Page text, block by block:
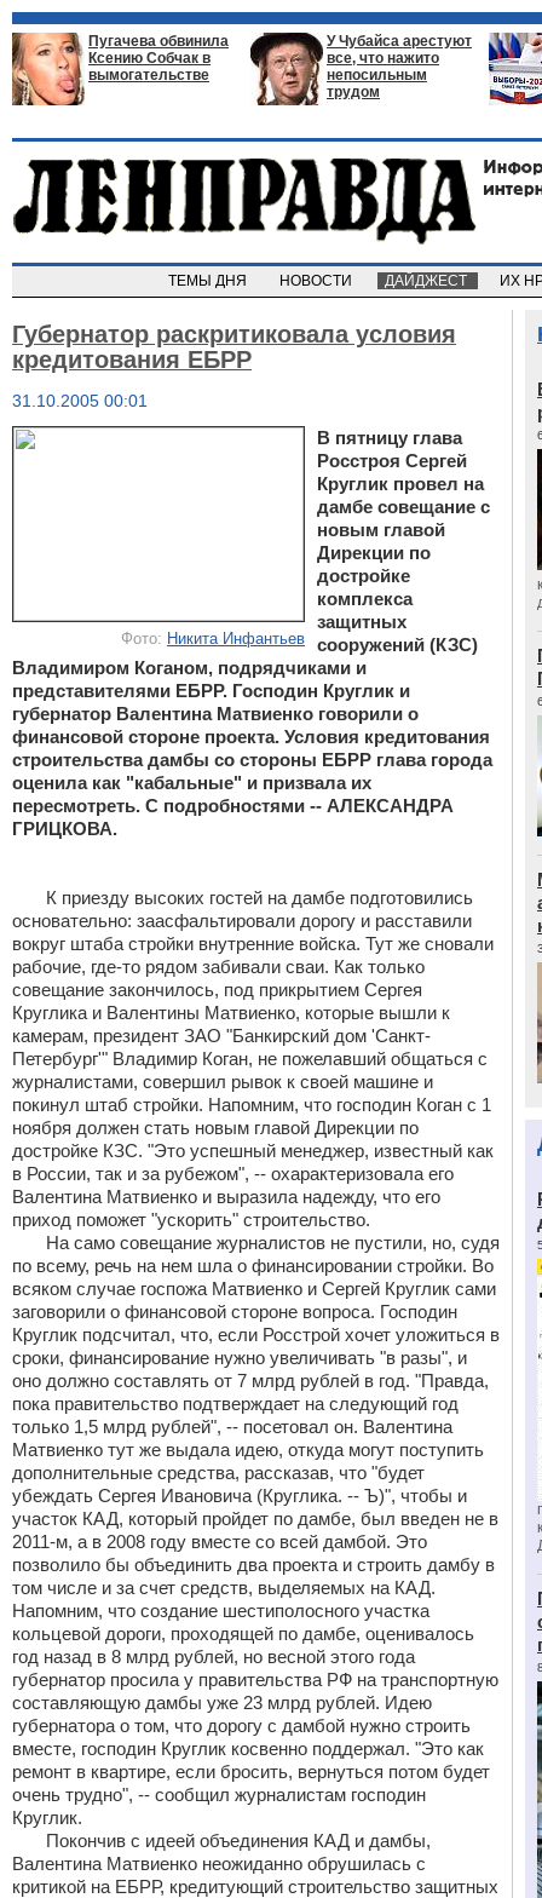
Пугачева обвинила
Ксению Собчак в
вымогательстве
У Чубайса арестуют
все, что нажито
непосильным
трудом
ТЕМЫ ДНЯ НОВОСТИ ДАЙДЖЕСТ ИХ
Губернатор раскритиковала условия
кредитования ЕБРР
31.10.2005 00:01
Фото: Никита Инфантьев
В пятницу глава
Росстроя Сергей
Круглик провел на
дамбе совещание с
новым главой
Дирекции по
достройке
комплекса
защитных
сооружений (КЗС)
Владимиром Коганом, подрядчиками и
представителями ЕБРР. Господин Круглик и
губернатор Валентина Матвиенко говорили о
финансовой стороне проекта. Условия кредитования
строительства дамбы со стороны ЕБРР глава города
оценила как "кабальные" и призвала их
пересмотреть. С подробностями -- АЛЕКСАНДРА
ГРИЦКОВА.
К приезду высоких гостей на дамбе подготовились
основательно: заасфальтировали дорогу и расставили
вокруг штаба стройки внутренние войска. Тут же сновали
рабочие, где-то рядом забивали сваи. Как только
совещание закончилось, под прикрытием Сергея
Круглика и Валентины Матвиенко, которые вышли к
камерам, президент ЗАО "Банкирский дом 'Санкт-
Петербург'" Владимир Коган, не пожелавший общаться с
журналистами, совершил рывок к своей машине и
покинул штаб стройки. Напомним, что господин Коган с 1
ноября должен стать новым главой Дирекции по
достройке КЗС. "Это успешный менеджер, известный как
в России, так и за рубежом", -- охарактеризовала его
Валентина Матвиенко и выразила надежду, что его
приход поможет "ускорить" строительство.
На само совещание журналистов не пустили, но, судя
по всему, речь на нем шла о финансировании стройки. Во
всяком случае госпожа Матвиенко и Сергей Круглик сами
заговорили о финансовой стороне вопроса. Господин
Круглик подсчитал, что, если Росстрой хочет уложиться в
сроки, финансирование нужно увеличивать "в разы", и
оно должно составлять от 7 млрд рублей в год. "Правда,
пока правительство подтверждает на следующий год
только 1,5 млрд рублей", -- посетовал он. Валентина
Матвиенко тут же выдала идею, откуда могут поступить
дополнительные средства, рассказав, что "будет
убеждать Сергея Ивановича (Круглика. -- Ъ)", чтобы и
участок КАД, который пройдет по дамбе, был введен не в
2011-м, а в 2008 году вместе со всей дамбой. Это
позволило бы объединить два проекта и строить дамбу в
том числе и за счет средств, выделяемых на КАД.
Напомним, что создание шестиполосного участка
кольцевой дороги, проходящей по дамбе, оценивалось
год назад в 8 млрд рублей, но весной этого года
губернатор просила у правительства РФ на транспортную
составляющую дамбы уже 23 млрд рублей. Идею
губернатора о том, что дорогу с дамбой нужно строить
вместе, господин Круглик косвенно поддержал. "Это как
ремонт в квартире, если бросить, вернуться потом будет
очень трудно", -- сообщил журналистам господин
Круглик.
Покончив с идеей объединения КАД и дамбы,
Валентина Матвиенко неожиданно обрушилась с
критикой на ЕБРР, кредитующий строительство защитных